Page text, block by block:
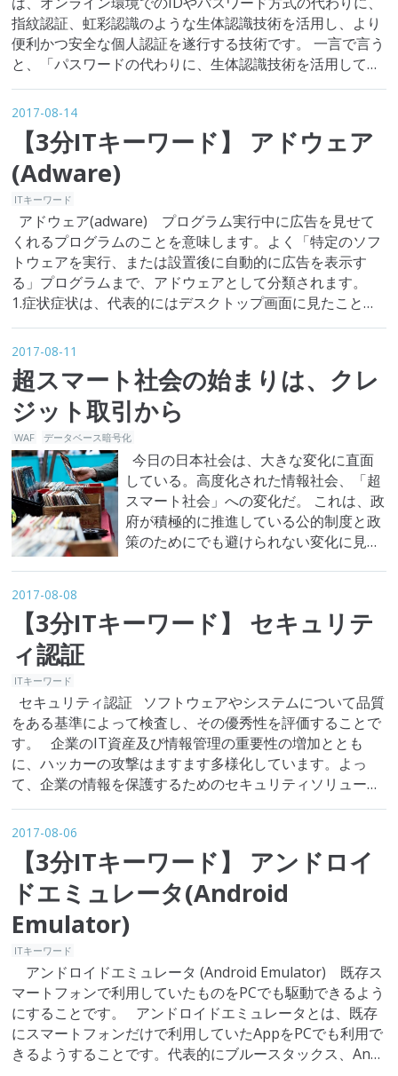
指紋認証、虹彩認識のような生体認識技術を活用し、より
便利かつ安全な個人認証を遂行する技術です。 一言で言う
と、「パスワードの代わりに、生体認識技術を活用して、
より安全で便利に使える認証システム」です。 従来の
ID・パスワード認証…
2017-08-14
【3分ITキーワード】 アドウェア
(Adware)
ITキーワード
アドウェア(adware) プログラム実行中に広告を見せて
くれるプログラムのことを意味します。よく「特定のソフ
トウェアを実行、または設置後に自動的に広告を表示す
る」プログラムまで、アドウェアとして分類されます。
1.症状症状は、代表的にはデスクトップ画面に見たことな
い特定サイトのショートカットアイコンになったり、ウェ
ブ利用中に無分別なポップアップ広告や成人向け広告が表
示されたり、イン…
2017-08-11
超スマート社会の始まりは、クレ
ジット取引から
WAF データベース暗号化
今日の日本社会は、大きな変化に直面
している。高度化された情報社会、「超
スマート社会」への変化だ。 これは、政
府が積極的に推進している公的制度と政
策のためにでも避けられない変化に見え
で、情報と変化の目的と意義を調べてみ
2017-08-08
【3分ITキーワード】 セキュリテ
ィ認証
ITキーワード
セキュリティ認証 ソフトウェアやシステムについて品質
をある基準によって検査し、その優秀性を評価することで
す。 企業のIT資産及び情報管理の重要性の増加ととも
に、ハッカーの攻撃はますます多様化しています。よっ
て、企業の情報を保護するためのセキュリティソリューシ
ョンが多様に開始されています。このようなソフトウェア
やシステムに対して、ある基準で「セキュリティ」で品質
を検査して優秀性を評価する…
2017-08-06
【3分ITキーワード】 アンドロイ
ドエミュレータ(Android
Emulator)
ITキーワード
アンドロイドエミュレータ (Android Emulator) 既存ス
マートフォンで利用していたものをPCでも駆動できるよう
にすることです。 アンドロイドエミュレータとは、既存
にスマートフォンだけで利用していたAppをPCでも利用で
きるようすることです。代表的にブルースタックス、Andy